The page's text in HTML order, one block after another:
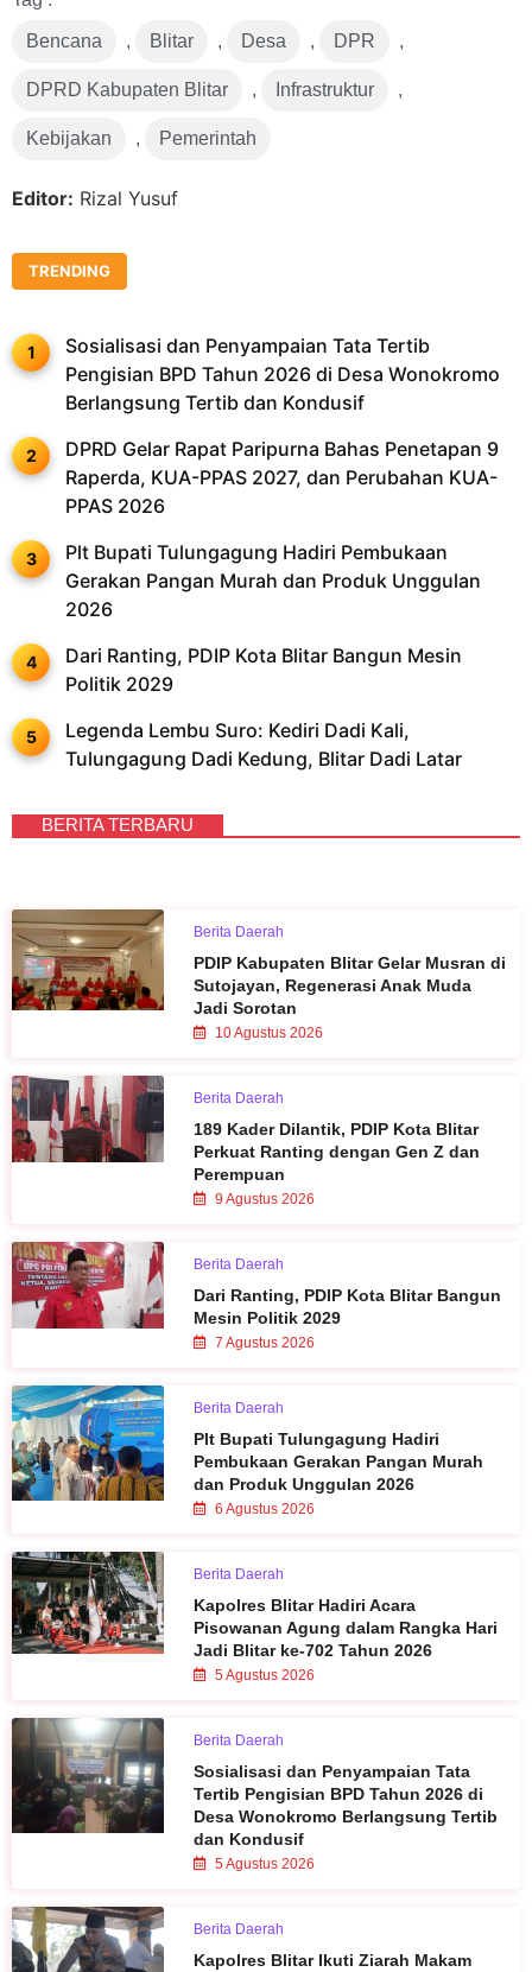
Bencana , Blitar , Desa , DPR ,
DPRD Kabupaten Blitar , Infrastruktur ,
Kebijakan , Pemerintah
Editor: Rizal Yusuf
TRENDING
Sosialisasi dan Penyampaian Tata Tertib
Pengisian BPD Tahun 2026 di Desa Wonokromo
Berlangsung Tertib dan Kondusif
DPRD Gelar Rapat Paripurna Bahas Penetapan 9
Raperda, KUA-PPAS 2027, dan Perubahan KUA-
PPAS 2026
Plt Bupati Tulungagung Hadiri Pembukaan
Gerakan Pangan Murah dan Produk Unggulan
2026
Dari Ranting, PDIP Kota Blitar Bangun Mesin
Politik 2029
Legenda Lembu Suro: Kediri Dadi Kali,
Tulungagung Dadi Kedung, Blitar Dadi Latar
BERITA TERBARU
Berita Daerah
PDIP Kabupaten Blitar Gelar Musran di
Sutojayan, Regenerasi Anak Muda
Jadi Sorotan
10 Agustus 2026
Berita Daerah
189 Kader Dilantik, PDIP Kota Blitar
Perkuat Ranting dengan Gen Z dan
Perempuan
9 Agustus 2026
Berita Daerah
Dari Ranting, PDIP Kota Blitar Bangun
Mesin Politik 2029
7 Agustus 2026
Berita Daerah
Plt Bupati Tulungagung Hadiri
Pembukaan Gerakan Pangan Murah
dan Produk Unggulan 2026
6 Agustus 2026
Berita Daerah
Kapolres Blitar Hadiri Acara
Pisowanan Agung dalam Rangka Hari
Jadi Blitar ke-702 Tahun 2026
5 Agustus 2026
Berita Daerah
Sosialisasi dan Penyampaian Tata
Tertib Pengisian BPD Tahun 2026 di
Desa Wonokromo Berlangsung Tertib
dan Kondusif
5 Agustus 2026
Berita Daerah
Kapolres Blitar Ikuti Ziarah Makam